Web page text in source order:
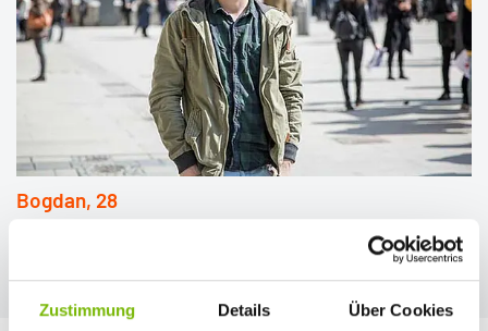
Zustimmung Details Über Cookies
Bogdan, 28
Norwegen, verbringen. Perfekt wäre eine einsame Hütte im Wald
oder in den Bergen, wo man mal so richtig abschalten und Energie
tanken kann.“